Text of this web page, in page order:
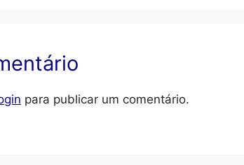
para publicar um comentário.